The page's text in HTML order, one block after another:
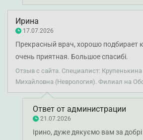
підхід та професійні знання
причину проблеми й обрати
лікування. Бажаємо вам міцного
Ирина
17.07.2026
Прекрасный врач, хорошо подбирает
очень приятная. Большое спасибі.
Отзыв с сайта. Специалист: Крупенькина
Михайловна (Неврология). Филиал на
Ответ от администрации
21.07.2026
Ірино, дуже дякуємо вам за